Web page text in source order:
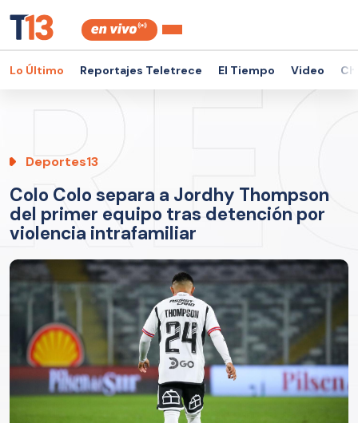
Lo Último Reportajes Teletrece El Tiempo Video
Deportes13
Colo Colo separa a Jordhy Thompson
del primer equipo tras detención por
violencia intrafamiliar